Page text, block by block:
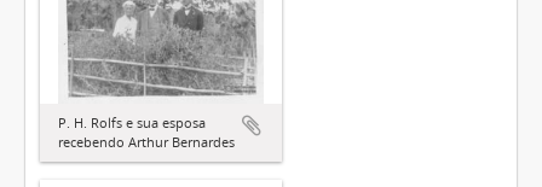
P. H. Rolfs e sua esposa
recebendo Arthur Bernardes